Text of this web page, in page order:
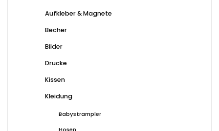
Aufkleber & Magnete
Becher
Bilder
Drucke
Kissen
Kleidung
Babystrampler
Hosen